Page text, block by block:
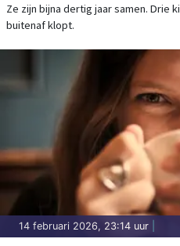
Ze zijn bijna dertig jaar samen. Drie
buitenaf klopt.
14 februari 2026, 23:14 uur